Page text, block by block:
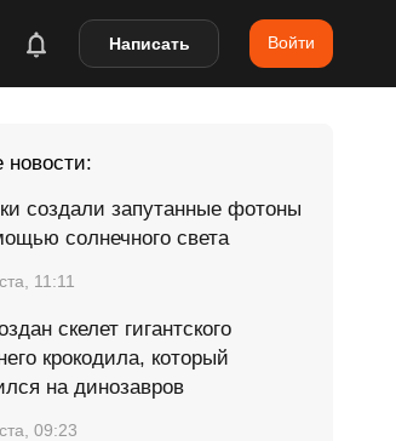
Написать Войти
новости:
создали запутанные фотоны
солнечного света
11:11
скелет гигантского
крокодила, который
на динозавров
09:23